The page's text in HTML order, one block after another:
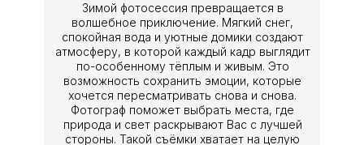
Зимой фотосессия превращается в
волшебное приключение. Мягкий снег,
спокойная вода и уютные домики создают
атмосферу, в которой каждый кадр выглядит
по-особенному тёплым и живым. Это
возможность сохранить эмоции, которые
хочется пересматривать снова и снова.
Фотограф поможет выбрать места, где
природа и свет раскрывают Вас с лучшей
стороны. Такой съёмки хватает на целую